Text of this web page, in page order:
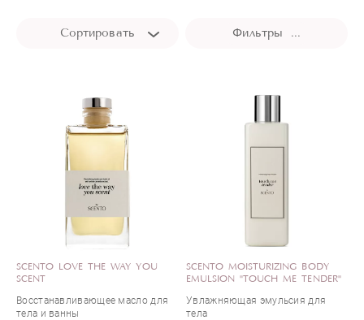
Сортировать Фильтры ...
SCENTO LOVE THE WAY YOU
SCENT
Восстанавливающее масло для
тела и ванны
SCENTO MOISTURIZING BODY
EMULSION "TOUCH ME TENDER"
Увлажняющая эмульсия для
тела